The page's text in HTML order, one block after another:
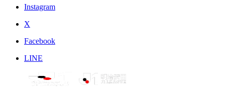
Instagram
X
Facebook
LINE